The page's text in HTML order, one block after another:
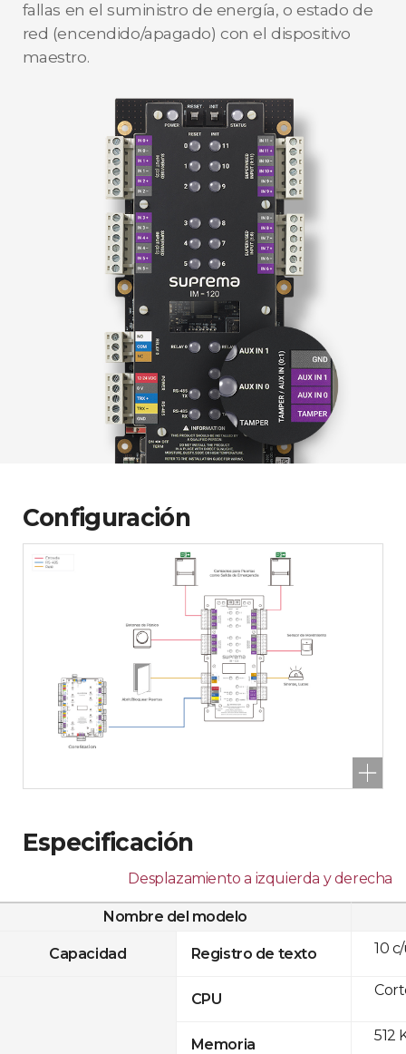
fallas en el suministro de energía, o estado de
red (encendido/apagado) con el dispositivo
maestro.
Configuración
Especificación
Desplazamiento a izquierda y derecha
Nombre del modelo
Capacidad Registro de texto
CPU
Memoria
10
512